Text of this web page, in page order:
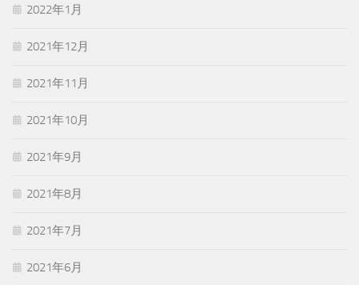
2022年1月
2021年12月
2021年11月
2021年10月
2021年9月
2021年8月
2021年7月
2021年6月